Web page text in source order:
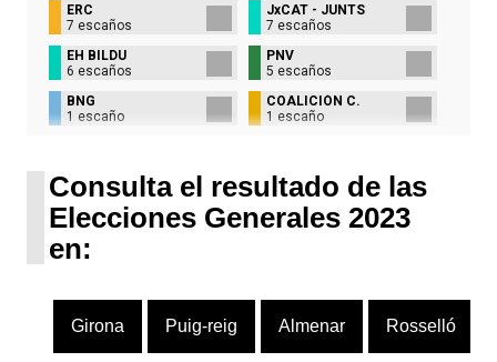
ERC
7 escaños
JxCAT - JUNTS
7 escaños
EH BILDU
6 escaños
PNV
5 escaños
BNG
1 escaño
COALICIÓN C.
1 escaño
Consulta el resultado de las
Elecciones Generales 2023
en:
Girona Puig-reig Almenar Rosselló